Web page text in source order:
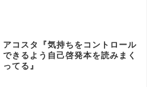
アコスタ『気持ちをコントロール
できるよう自己啓発本を読みまく
ってる』